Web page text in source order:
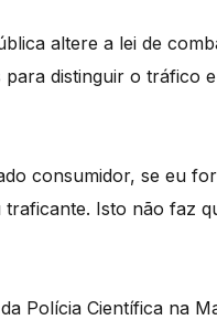
altere a lei de
para distinguir o tráfico
consumidor, se eu for
traficante. Isto não faz
Polícia Científica na